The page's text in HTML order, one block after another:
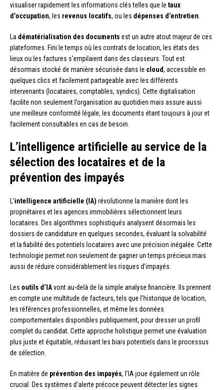
visualiser rapidement les informations clés telles que le taux
d’occupation, les revenus locatifs, ou les dépenses d’entretien
La dématérialisation des documents est un autre atout majeur de ces
plateformes. Fini le temps où les contrats de location, les états des
lieux ou les factures s’empilaient dans des classeurs. Tout est
désormais stocké de manière sécurisée dans le cloud, accessible en
quelques clics et facilement partageable avec les différents
intervenants (locataires, comptables, syndics). Cette digitalisation
facilite non seulement l’organisation au quotidien mais assure aussi
une meilleure conformité légale, les documents étant toujours à jour et
facilement consultables en cas de besoin.
L’intelligence artificielle au service de la
sélection des locataires et de la
prévention des impayés
L’intelligence artificielle (IA) révolutionne la manière dont les
propriétaires et les agences immobilières sélectionnent leurs
locataires. Des algorithmes sophistiqués analysent désormais les
dossiers de candidature en quelques secondes, évaluant la solvabilité
et la fiabilité des potentiels locataires avec une précision inégalée. Cette
technologie permet non seulement de gagner un temps précieux mais
aussi de réduire considérablement les risques d’impayés.
Les outils d’IAvont au-delà de la simple analyse financière. Ils prennent
en compte une multitude de facteurs, tels que l’historique de location,
les références professionnelles, et même les données
comportementales disponibles publiquement, pour dresser un profil
complet du candidat. Cette approche holistique permet une évaluation
plus juste et équitable, réduisant les biais potentiels dans le processus
de sélection.
En matière de prévention des impayés, l’IA joue également un rôle
crucial. Des systèmes d’alerte précoce peuvent détecter les signes